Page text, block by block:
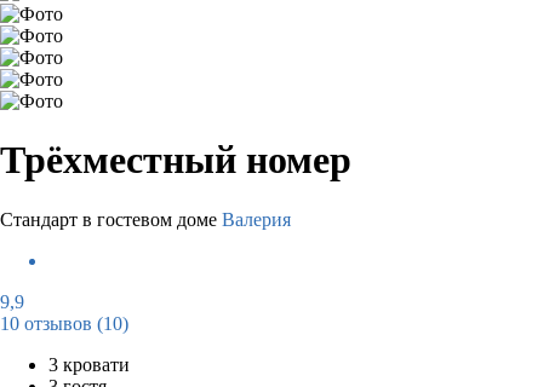
Трёхместный номер
Стандарт в гостевом доме Валерия
9,9
10 отзывов (10)
3 кровати